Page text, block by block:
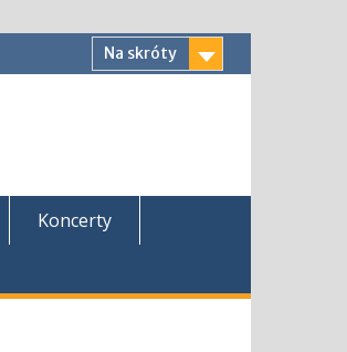
Na skróty
Koncerty